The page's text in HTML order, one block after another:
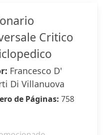
Critico
Francesco D'
Di Villanuova
de Páginas: 758